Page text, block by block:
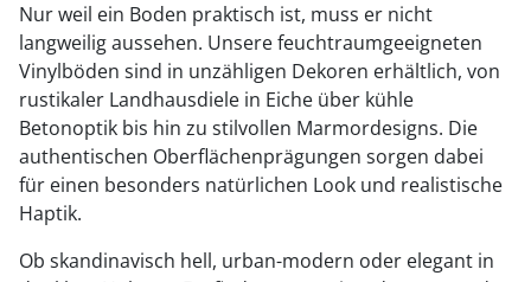
Nur weil ein Boden praktisch ist, muss er nicht
langweilig aussehen. Unsere feuchtraumgeeigneten
Vinylböden sind in unzähligen Dekoren erhältlich, von
rustikaler Landhausdiele in Eiche über kühle
Betonoptik bis hin zu stilvollen Marmordesigns. Die
authentischen Oberflächenprägungen sorgen dabei
für einen besonders natürlichen Look und realistische
Haptik.
Ob skandinavisch hell, urban-modern oder elegant in